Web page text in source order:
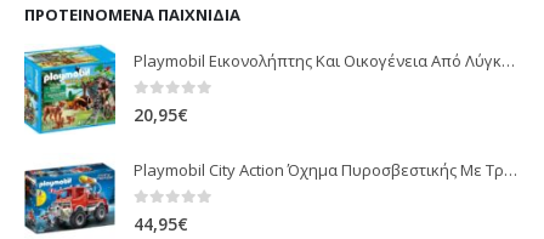
ΠΡΟΤΕΙΝΌΜΕΝΑ ΠΑΙΧΝΊΔΙΑ
Playmobil Εικονολήπτης Και Οικογένεια Από Λύγκες 5561
0 out of 5
20,95€
Playmobil City Action Όχημα Πυροσβεστικής Με Τροχαλία Ρυμούλκησης 9466
0 out of 5
44,95€